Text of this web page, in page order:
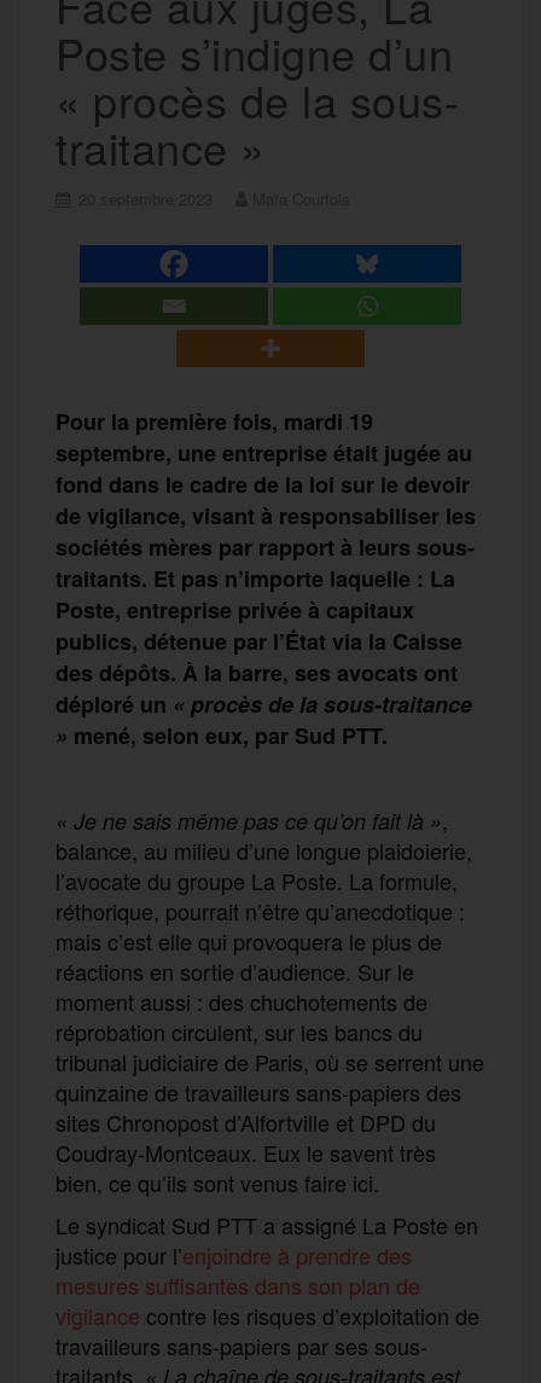
Poste s’indigne d’un
« procès de la sous-
traitance »
Pour la première fois, mardi 19
septembre, une entreprise était jugée au
fond dans le cadre de la loi sur le devoir
de vigilance, visant à responsabiliser les
sociétés mères par rapport à leurs sous-
traitants. Et pas n’importe laquelle : La
Poste, entreprise privée à capitaux
publics, détenue par l’État via la Caisse
des dépôts. À la barre, ses avocats ont
déploré un « procès de la sous-traitance
» mené, selon eux, par Sud PTT.
« Je ne sais même pas ce qu’on fait là »,
balance, au milieu d’une longue plaidoierie,
l’avocate du groupe La Poste. La formule,
réthorique, pourrait n’être qu’anecdotique :
mais c’est elle qui provoquera le plus de
réactions en sortie d’audience. Sur le
moment aussi : des chuchotements de
réprobation circulent, sur les bancs du
tribunal judiciaire de Paris, où se serrent une
quinzaine de travailleurs sans-papiers des
sites Chronopost d’Alfortville et DPD du
Coudray-Montceaux. Eux le savent très
bien, ce qu’ils sont venus faire ici.
Le syndicat Sud PTT a assigné La Poste en
justice pour l’enjoindre à prendre des
mesures suffisantes dans son plan de
vigilance contre les risques d’exploitation de
travailleurs sans-papiers par ses sous-
traitants. « La chaîne de sous-traitants est